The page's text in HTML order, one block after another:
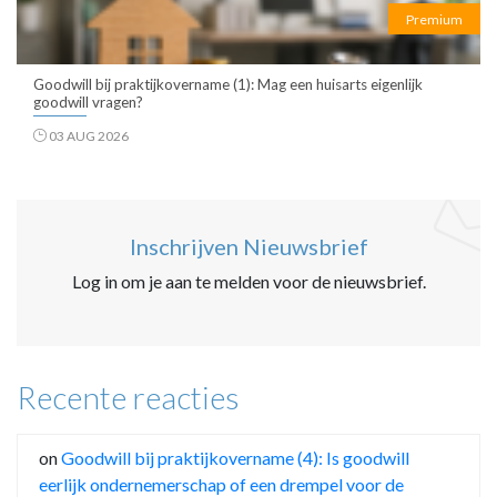
Premium
Goodwill bij praktijkovername (1): Mag een huisarts eigenlijk
goodwill vragen?
03 AUG 2026
Inschrijven Nieuwsbrief
Log in om je aan te melden voor de nieuwsbrief.
Recente reacties
onGoodwill bij praktijkovername (4): Is goodwill
eerlijk ondernemerschap of een drempel voor de